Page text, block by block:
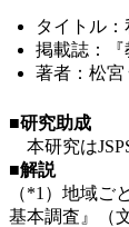
タイトル
掲載誌：『
著者：松宮
■研究助成
本研究は
■解説
（*1）地域ご
基本調査』（